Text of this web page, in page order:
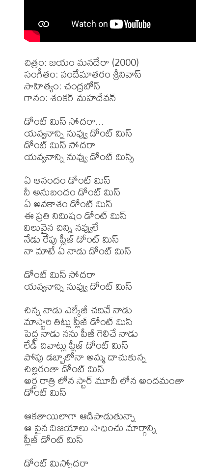
చిత్రం: జయం మనదేరా (2000)
సంగీతం: వందేమాతరం శ్రీనివాస్
సాహిత్యం: చంద్రబోస్
గానం: శంకర్ మహదేవన్
డోంట్ మిస్ సోదరా...
యవ్వనాన్ని నువ్వు డోంట్ మిస్
డోంట్ మిస్ సోదరా
యవ్వనాన్ని నువ్వు డోంట్ మిస్స్
ఏ ఆనందం డోంట్ మిస్
నీ అనుబంధం డోంట్ మిస్
ఏ అవకాశం డోంట్ మిస్
ఈ ప్రతి నిమిషం డోంట్ మిస్
విలువైన చిన్ని నవ్వులే
నేడు రేపు ప్లీజ్ డోంట్ మిస్
నా మాటే ఏ నాడు డోంట్ మిస్
డోంట్ మిస్ సోదరా
యవ్వనాన్ని నువ్వు డోంట్ మిస్
చిన్న నాడు ఎల్కేజీ చదివే నాడు
మాస్టారి తిట్లు ప్లీజ్ డోంట్ మిస్
పెద్ద నాడు నను పీజీ గెలిచే నాడు
లేడీ చివాట్లు ప్లీజ్ డోంట్ మిస్
పోపు డబ్బాలోనా అమ్మ దాచుకున్న
చిల్లరంతా డోంట్ మిస్
అర్ధ రాత్రి లోన స్టార్ మూవీ లోన అందమంతా
డోంట్ మిస్
ఆకతాయిలాగా ఆడిపాడుతున్నా
ఆ పైన విజయాలు సాధించు మార్గాన్ని
ప్లీజ్ డోంట్ మిస్
డోంట్ మిస్సోదరా